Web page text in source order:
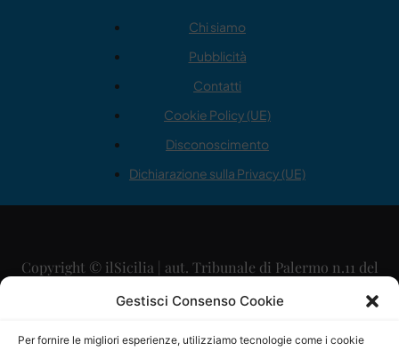
Gestisci Consenso Cookie
Per fornire le migliori esperienze, utilizziamo tecnologie come i cookie
Chi siamo
Pubblicità
Contatti
Cookie Policy (UE)
Disconoscimento
Dichiarazione sulla Privacy (UE)
Copyright © ilSicilia | aut. Tribunale di Palermo n.11 del
29/09/2015